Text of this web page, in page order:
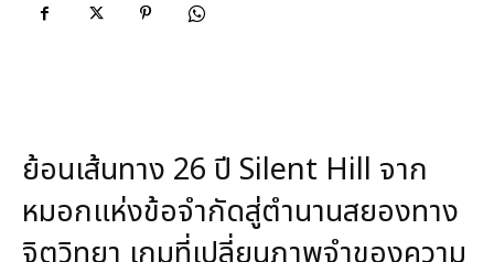
ย้อนเส้นทาง 26 ปี Silent Hill จาก
หมอกแห่งข้อจำกัดสู่ตำนานสยองทาง